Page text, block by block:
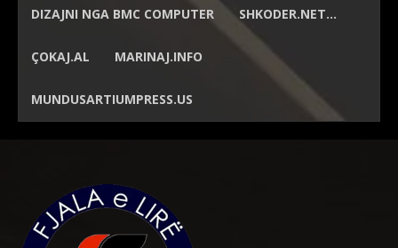
DIZAJNI NGA BMC COMPUTER SHKODER.NET…
ÇOKAJ.AL MARINAJ.INFO
MUNDUSARTIUMPRESS.US